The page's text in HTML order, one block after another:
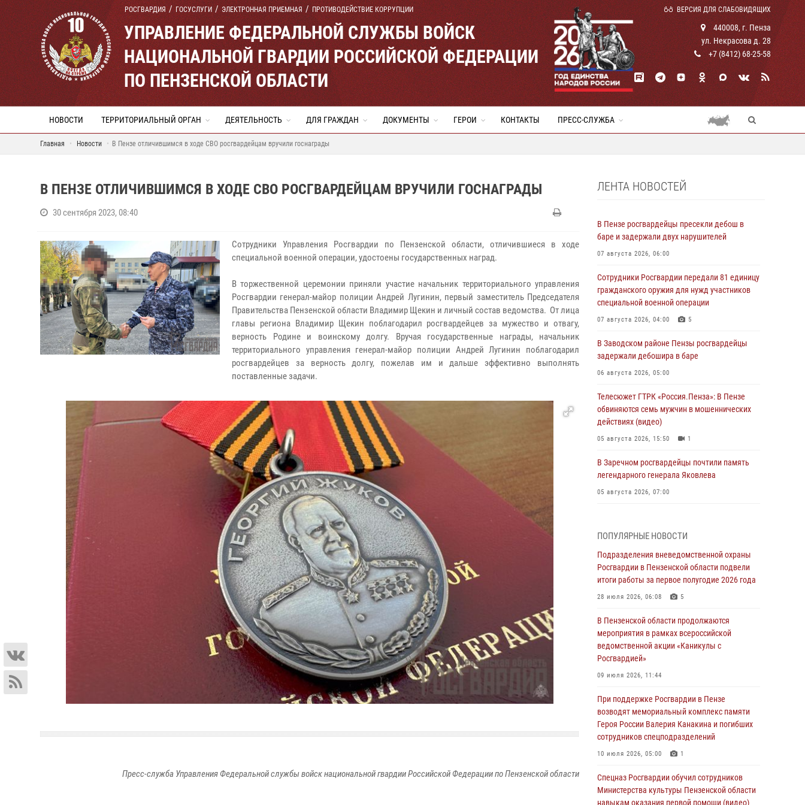
РОСГВАРДИЯ ГОСУСЛУГИ ЭЛЕКТРОННАЯ ПРИЕМНАЯ ПРОТИВОДЕЙСТВИЕ КОРРУПЦИИ ВЕРСИЯ ДЛЯ СЛАБОВИДЯЩИХ
УПРАВЛЕНИЕ ФЕДЕРАЛЬНОЙ СЛУЖБЫ ВОЙСК
НАЦИОНАЛЬНОЙ ГВАРДИИ РОССИЙСКОЙ ФЕДЕРАЦИИ
ПО ПЕНЗЕНСКОЙ ОБЛАСТИ
440008, г. Пенза
ул. Некрасова д. 28
+7 (8412) 68-25-58
НОВОСТИ ТЕРРИТОРИАЛЬНЫЙ ОРГАН ДЕЯТЕЛЬНОСТЬ ДЛЯ ГРАЖДАН ДОКУМЕНТЫ ГЕРОИ КОНТАКТЫ ПРЕСС-СЛУЖБА
Главная Новости В Пензе отличившимся в ходе СВО росгвардейцам вручили госнаграды
В ПЕНЗЕ ОТЛИЧИВШИМСЯ В ХОДЕ СВО РОСГВАРДЕЙЦАМ ВРУЧИЛИ ГОСНАГРАДЫ
30 сентября 2023, 08:40
Сотрудники Управления Росгвардии по Пензенской области, отличившиеся в ходе
специальной военной операции, удостоены государственных наград.
В торжественной церемонии приняли участие начальник территориального управления
Росгвардии генерал-майор полиции Андрей Лугинин, первый заместитель Председателя
Правительства Пензенской области Владимир Щекин и личный состав ведомства. От лица
главы региона Владимир Щекин поблагодарил росгвардейцев за мужество и отвагу,
верность Родине и воинскому долгу. Вручая государственные награды, начальник
территориального управления генерал-майор полиции Андрей Лугинин поблагодарил
росгвардейцев за верность долгу, пожелав им и дальше эффективно выполнять
поставленные задачи.
Пресс-служба Управления Федеральной службы войск национальной гвардии Российской Федерации по Пензенской области
ЛЕНТА НОВОСТЕЙ
В Пензе росгвардейцы пресекли дебош в
баре и задержали двух нарушителей
07 августа 2026, 06:00
Сотрудники Росгвардии передали 81 единицу
гражданского оружия для нужд участников
специальной военной операции
07 августа 2026, 04:00 5
В Заводском районе Пензы росгвардейцы
задержали дебошира в баре
06 августа 2026, 05:00
Телесюжет ГТРК «Россия.Пенза»: В Пензе
обвиняются семь мужчин в мошеннических
действиях (видео)
05 августа 2026, 15:50 1
В Заречном росгвардейцы почтили память
легендарного генерала Яковлева
05 августа 2026, 07:00
с вооружением и техникой Росгвардии
05 августа 2026, 06:15 6
В Пензе сотрудники Росгвардии оказали
помощь дезориентированному пенсионеру
В Пензе при силовой поддержке Росгвардии
пресечена деятельность ОПГ,
маскировавшейся под реабилитационный
центр (видео)
В Управлении Росгвардии по Пензенской
области подвели итоги работы за первое
полугодие 2026 года
04 августа 2026, 06:08
Росгвардия обеспечила безопасность
праздничных мероприятий в День ВДВ в
ПОПУЛЯРНЫЕ НОВОСТИ
Подразделения вневедомственной охраны
Росгвардии в Пензенской области подвели
итоги работы за первое полугодие 2026 года
28 июля 2026, 06:08 5
В Пензенской области продолжаются
мероприятия в рамках всероссийской
ведомственной акции «Каникулы с
Росгвардией»
09 июля 2026, 11:44
При поддержке Росгвардии в Пензе
возводят мемориальный комплекс памяти
Героя России Валерия Канакина и погибших
сотрудников спецподразделений
10 июля 2026, 05:00 1
Спецназ Росгвардии обучил сотрудников
Министерства культуры Пензенской области
навыкам оказания первой помощи (видео)